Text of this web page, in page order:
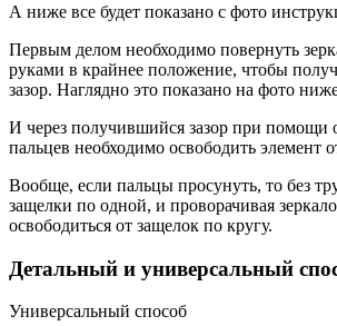
А ниже все будет показано с фото
Первым делом необходимо повернуть
руками в крайнее положение, чтобы
зазор. Наглядно это показано на фото
И через получившийся зазор при помощи
пальцев необходимо освободить элемент
Вообще, если пальцы просунуть, то без
защелки по одной, и проворачивая
освободиться от защелок по кругу.
Детальный и универсальный
Универсальный способ